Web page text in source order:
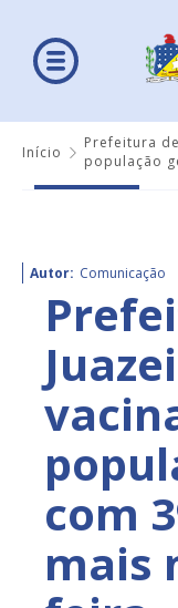
Início
Prefeitura
população
Autor: Comunicação
com
mais